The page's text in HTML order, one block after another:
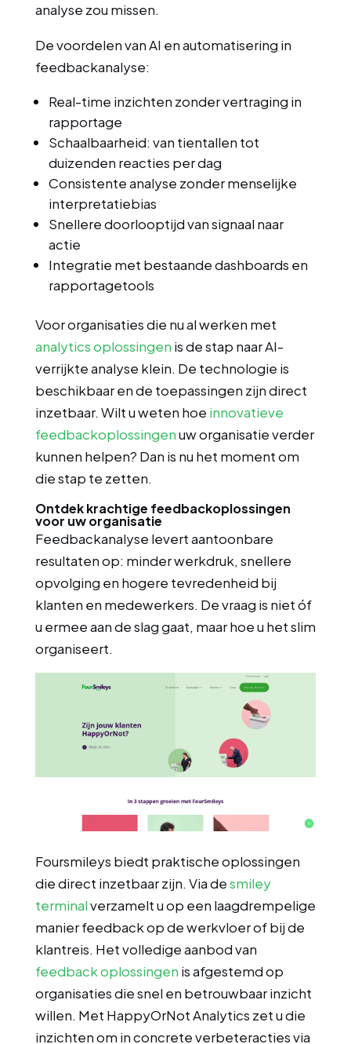
analyse zou missen.
De voordelen van AI en automatisering in
feedbackanalyse:
Real-time inzichten zonder vertraging in
rapportage
Schaalbaarheid: van tientallen tot
duizenden reacties per dag
Consistente analyse zonder menselijke
interpretatiebias
Snellere doorlooptijd van signaal naar
actie
Integratie met bestaande dashboards en
rapportagetools
Voor organisaties die nu al werken met
analytics oplossingen is de stap naar AI-
verrijkte analyse klein. De technologie is
beschikbaar en de toepassingen zijn direct
inzetbaar. Wilt u weten hoe innovatieve
feedbackoplossingenuw organisatie verder
kunnen helpen? Dan is nu het moment om
die stap te zetten.
Ontdek krachtige feedbackoplossingen
voor uw organisatie
Feedbackanalyse levert aantoonbare
resultaten op: minder werkdruk, snellere
opvolging en hogere tevredenheid bij
klanten en medewerkers. De vraag is niet óf
u ermee aan de slag gaat, maar hoe u het slim
organiseert.
Foursmileys biedt praktische oplossingen
die direct inzetbaar zijn. Via desmiley
terminalverzamelt u op een laagdrempelige
manier feedback op de werkvloer of bij de
klantreis. Het volledige aanbod van
feedback oplossingen is afgestemd op
organisaties die snel en betrouwbaar inzicht
willen. Met HappyOrNot Analytics zet u die
inzichten om in concrete verbeteracties via